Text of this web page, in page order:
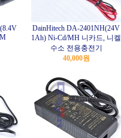
DainHitech DA-2401NH(24V
1Ah) Ni-Cd/MH 니카드, 니켈
수소 전용충전기
40,000원